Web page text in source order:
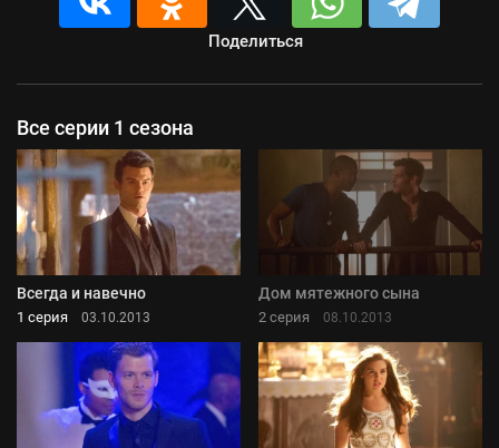
Поделиться
Все серии 1 сезона
Всегда и навечно
1 серия 03.10.2013
Дом мятежного сына
2 серия 08.10.2013